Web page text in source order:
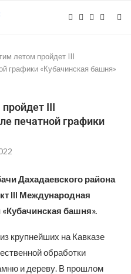
летом пройдет III
графики «Кубачинская башня»
III
печатной графики
Дахадаевского района
III Международная
башня».
крупнейших на Кавказе
обработки
и дереву. В прошлом